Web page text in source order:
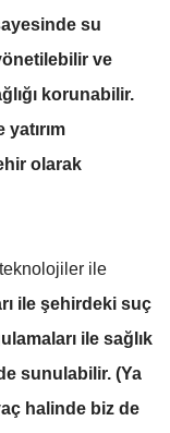
su
ve
korunabilir.
olarak
ile
ile şehirdeki suç
ile sağlık
sunulabilir. (Ya
halinde biz de